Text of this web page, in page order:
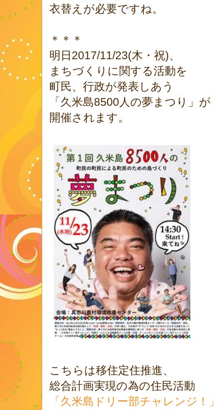
衣替えが必要ですね。
＊＊＊
明日2017/11/23(木・祝)、
まちづくりに関する活動を
町民、行政が発表しあう
「久米島8500人の夢まつり」が
開催されます。
こちらは移住定住推進、
総合計画実現の為の住民活動
「久米島ドリー部チャレンジ！